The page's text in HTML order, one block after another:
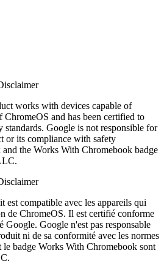
works with devices capable of
ChromeOS and has been certified to
Google is not responsible for
or its compliance with safety
the Works With Chromebook badge
est compatible avec les appareils qui
de ChromeOS. Il est certifié conforme
Google. Google n'est pas responsable
ni de sa conformité avec les normes
le badge Works With Chromebook sont